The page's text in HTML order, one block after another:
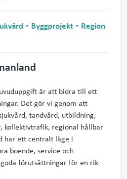
Byggprojekt
Region
är att bidra till ett
Det gör vi genom att
tandvård, utbildning,
kollektivtrafik, regional hållbar
har ett centralt läge i
boende, service och
förutsättningar för en rik